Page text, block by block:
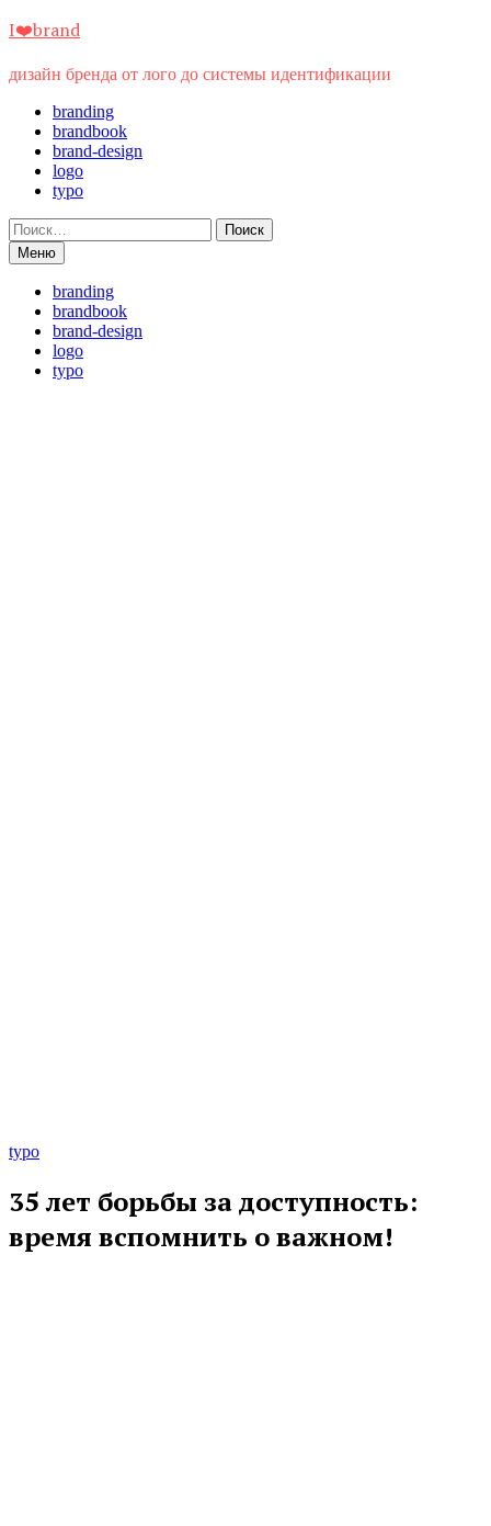
Перейти
содержимому
I❤️brand
дизайн бренда от лого до системы идентификации
branding
brandbook
brand-design
logo
typo
Найти:
Меню
branding
brandbook
brand-design
logo
typo
typo
35 лет борьбы за доступность:
время вспомнить о важном!